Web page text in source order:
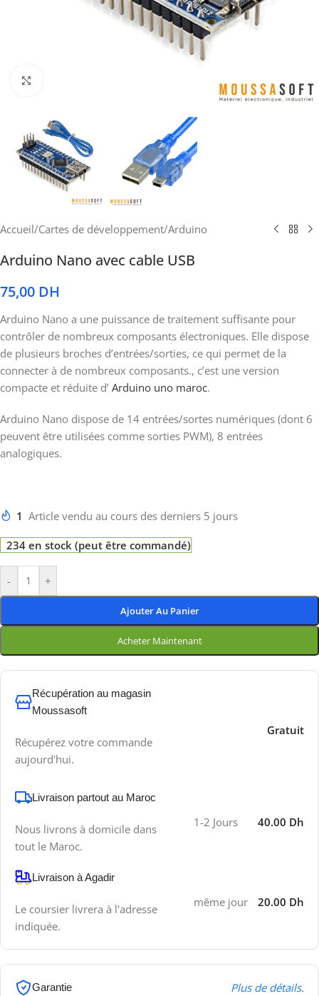
Accueil/Cartes de développement/Arduino
Arduino Nano avec cable USB
75,00 DH
Arduino Nano a une puissance de traitement suffisante pour
contrôler de nombreux composants électroniques. Elle dispose
de plusieurs broches d’entrées/sorties, ce qui permet de la
connecter à de nombreux composants., c’est une version
compacte et réduite d’ Arduino uno maroc.
Arduino Nano dispose de 14 entrées/sortes numériques (dont 6
peuvent être utilisées comme sorties PWM), 8 entrées
analogiques.
1 Article vendu au cours des derniers 5 jours
234 en stock (peut être commandé)
- +
Ajouter Au Panier
Acheter Maintenant
Récupération au magasin
Moussasoft
Récupérez votre commande
aujourd'hui.
Gratuit
Livraison partout au Maroc
Nous livrons à domicile dans
tout le Maroc.
1-2 Jours 40.00 Dh
Livraison à Agadir
Le coursier livrera à l'adresse
indiquée.
même jour 20.00 Dh
Garantie Plus de détails.